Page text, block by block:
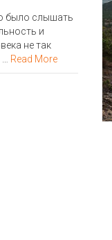
было слышать
и
не так
Read More